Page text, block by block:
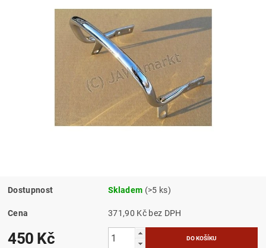
Dostupnost Skladem (>5 ks)
Cena 371,90 Kč bez DPH
450 Kč